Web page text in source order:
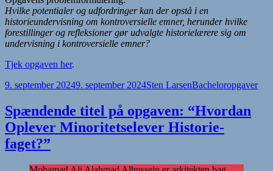
Hvilke potentialer og udfordringer kan der opstå i en
historieundervisning om kontroversielle emner, herunder hvilke
forestillinger og refleksioner gør udvalgte historielærere sig om
undervisning i kontroversielle emner?
Tjek opgaven her.
Udgivet
9. september 20249. september 2024Forfatter
Sten LarsenKategorier
Bacheloropgaver
Spændende titel på opgaven: “Hvordan
Oplever Minoritetselever Historie-
faget?”